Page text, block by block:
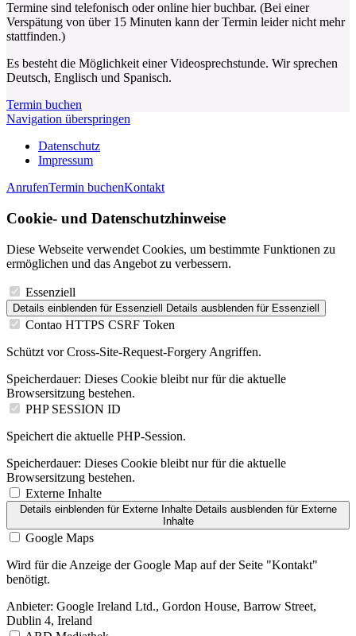
Termine sind telefonisch oder online hier buchbar. (Bei einer
Verspätung von über 15 Minuten kann der Termin leider nicht mehr
stattfinden.)
Es besteht die Möglichkeit einer Videosprechstunde. Wir sprechen
Deutsch, Englisch und Spanisch.
Termin buchen
Navigation überspringen
Datenschutz
Impressum
AnrufenTermin buchenKontakt
Cookie- und Datenschutzhinweise
Diese Webseite verwendet Cookies, um bestimmte Funktionen zu
ermöglichen und das Angebot zu verbessern.
Essenziell
Details einblenden für Essenziell Details ausblenden für Essenziell
Contao HTTPS CSRF Token
Schützt vor Cross-Site-Request-Forgery Angriffen.
Speicherdauer: Dieses Cookie bleibt nur für die aktuelle
Browsersitzung bestehen.
PHP SESSION ID
Speichert die aktuelle PHP-Session.
Speicherdauer: Dieses Cookie bleibt nur für die aktuelle
Browsersitzung bestehen.
Externe Inhalte
Details einblendenfür Externe Inhalte Details ausblendenfür Externe
Inhalte
Google Maps
Wird für die Anzeige der Google Map auf der Seite "Kontakt"
benötigt.
Anbieter: Google Ireland Ltd., Gordon House, Barrow Street,
Dublin 4, Ireland